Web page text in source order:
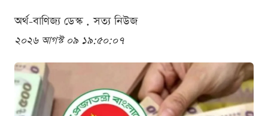
অর্থ-বাণিজ্য ডেস্ক . সত্য নিউজ
২০২৬ আগস্ট ০৯ ১৯:৫০:০৭